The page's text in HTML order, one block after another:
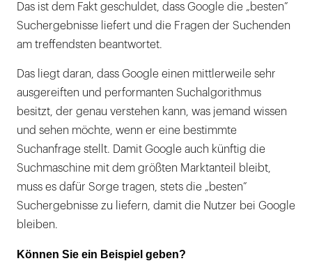
Das ist dem Fakt geschuldet, dass Google die „besten”
Suchergebnisse liefert und die Fragen der Suchenden
am treffendsten beantwortet.
Das liegt daran, dass Google einen mittlerweile sehr
ausgereiften und performanten Suchalgorithmus
besitzt, der genau verstehen kann, was jemand wissen
und sehen möchte, wenn er eine bestimmte
Suchanfrage stellt. Damit Google auch künftig die
Suchmaschine mit dem größten Marktanteil bleibt,
muss es dafür Sorge tragen, stets die „besten”
Suchergebnisse zu liefern, damit die Nutzer bei Google
bleiben.
Können Sie ein Beispiel geben?